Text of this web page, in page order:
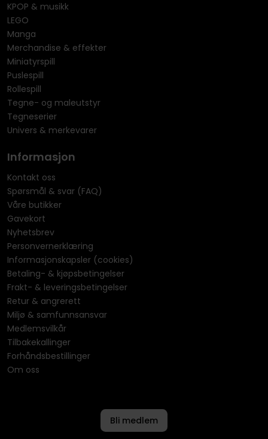
KPOP & musikk
LEGO
Manga
Merchandise & effekter
Miniatyrspill
Puslespill
Rollespill
Tegne- og maleutstyr
Tegneserier
Univers & merkevarer
Informasjon
Kontakt oss
Spørsmål & svar (FAQ)
Våre butikker
Gavekort
Nyhetsbrev
Personvernerklæring
Informasjonskapsler (cookies)
Betaling- & kjøpsbetingelser
Frakt- & leveringsbetingelser
Retur & angrerett
Miljø & samfunnsansvar
Medlemsvilkår
Tilbakekallinger
Forhåndsbestillinger
Om oss
Bli medlem